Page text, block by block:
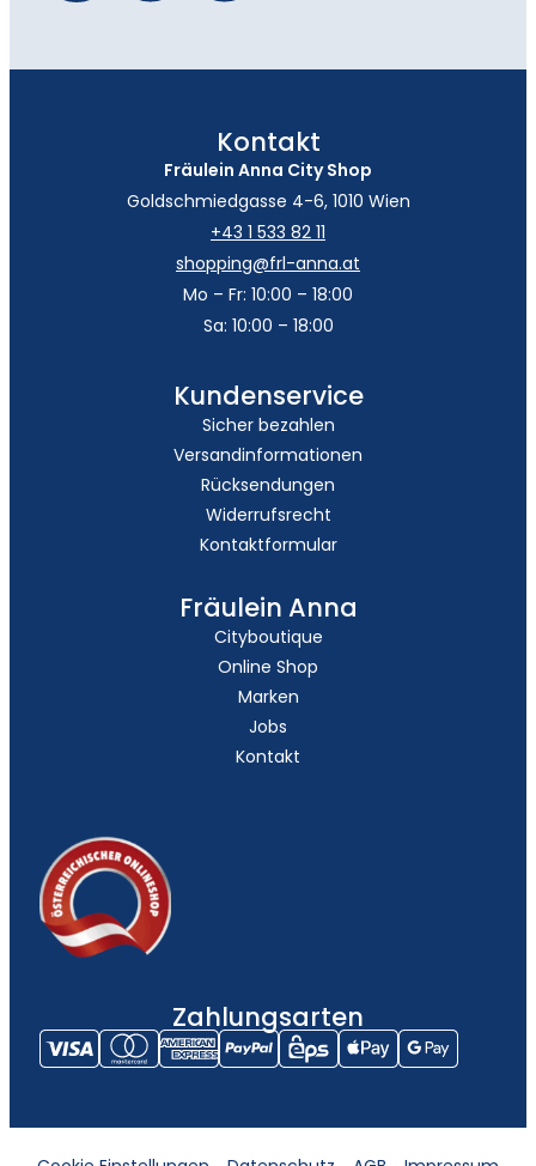
Kontakt
Fräulein Anna City Shop
Goldschmiedgasse 4-6, 1010 Wien
+43 1 533 82 11
shopping@frl-anna.at
Mo – Fr: 10:00 – 18:00
Sa: 10:00 – 18:00
Kundenservice
Sicher bezahlen
Versandinformationen
Rücksendungen
Widerrufsrecht
Kontaktformular
Fräulein Anna
Cityboutique
Online Shop
Marken
Jobs
Kontakt
Zahlungsarten